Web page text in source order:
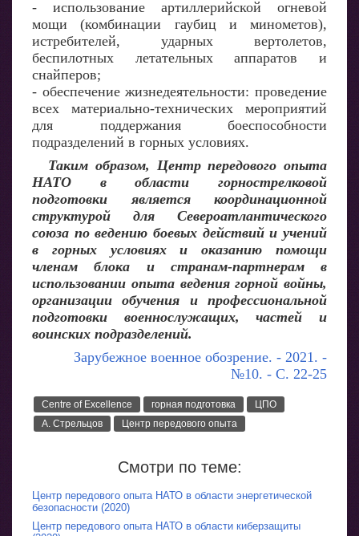
- использование артиллерийской огневой
мощи (комбинации гаубиц и минометов),
истребителей, ударных вертолетов,
беспилотных летательных аппаратов и
снайперов;
- обеспечение жизнедеятельности: проведение
всех материально-технических мероприятий
для поддержания боеспособности
подразделений в горных условиях.
Таким образом, Центр передового опыта
НАТО в области горнострелковой
подготовки является координационной
структурой для Североатлантического
союза по ведению боевых действий и учений
в горных условиях и оказанию помощи
членам блока и странам-партнерам в
использовании опыта ведения горной войны,
организации обучения и профессиональной
подготовки военнослужащих, частей и
воинских подразделений.
Зарубежное военное обозрение. - 2021. -
№10. - С. 22-25
Centre of Excellence горная подготовка
ЦПО
А. Стрельцов
Центр передового опыта
Смотри по теме:
Центр передового опыта НАТО в области энергетической
безопасности (2020)
Центр передового опыта НАТО в области киберзащиты